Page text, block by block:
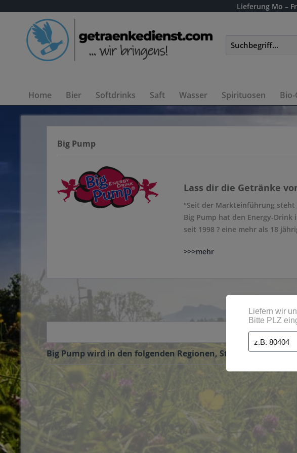
Lieferung Mo –
Home Bier Softdrinks Saft Wasser Spirituosen
Big Pump
Lass dir die Getränke
"Seit der Markteinführung steht
Big Pump hat den Energy-
seit 1998 ? eine mehr als 18
>>>mehr
Big Pump wird in den folgenden Regionen, Städten, Orten